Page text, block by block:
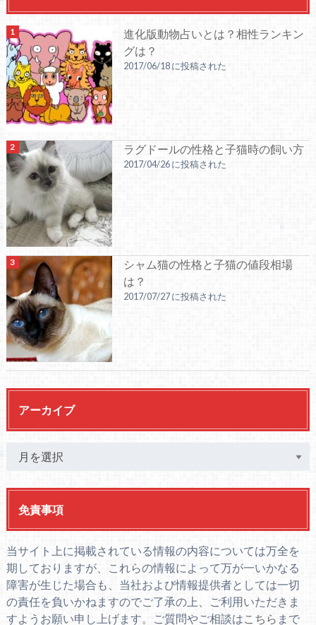
進化版動物占いとは？相性ランキン
グは？
2017/06/18 に投稿された
ラグドールの性格と子猫時の飼い方
2017/04/26 に投稿された
シャム猫の性格と子猫の値段相場
は？
2017/07/27 に投稿された
アーカイブ
免責事項
当サイト上に掲載されている情報の内容については万全を
期しておりますが、これらの情報によって万が一いかなる
障害が生じた場合も、当社および情報提供者としては一切
の責任を負いかねますのでご了承の上、ご利用いただきま
すようお願い申し上げます。ご質問やご相談はこちら まで